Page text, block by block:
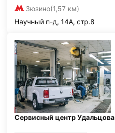
Зюзино(1,57 км)
Научный п-д, 14А, стр.8
Сервисный центр Удальцова